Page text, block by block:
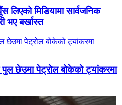
मिडियामा सार्वजनिक
भए बर्खास्त
छेउमा पेट्रोल बोकेको ट्यांकरमा